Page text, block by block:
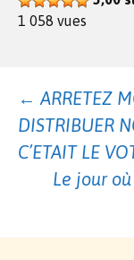
1 058 vues
des
← ARRETEZ
DISTRIBUER
C’ETAIT LE
Le jour